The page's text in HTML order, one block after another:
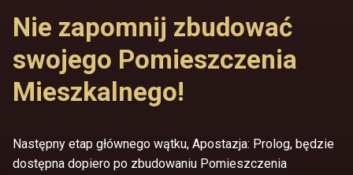
Nie zapomnij zbudować
swojego Pomieszczenia
Mieszkalnego!
Następny etap głównego wątku, Apostazja: Prolog, będzie
dostępna dopiero po zbudowaniu Pomieszczenia